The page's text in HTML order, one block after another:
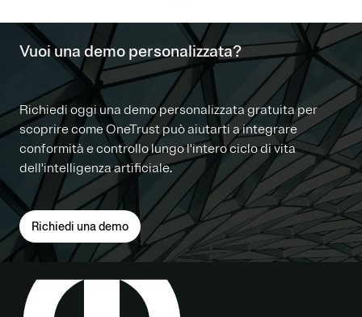
Vuoi una demo personalizzata?
Richiedi oggi una demo personalizzata gratuita per
scoprire come OneTrust può aiutarti a integrare
conformità e controllo lungo l'intero ciclo di vita
dell'intelligenza artificiale.
Richiedi una demo